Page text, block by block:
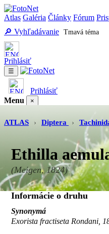
Atlas Galéria Články Fórum
🔎 Vyhľadávanie Tmavá téma
Prihlásiť
☰
Prihlásiť
Menu
×
ATLAS
› Diptera ›
Ethilla
(Meigen, 1824)
Informácie o druhu
Synonymá
Exorista fractiseta Rondani,